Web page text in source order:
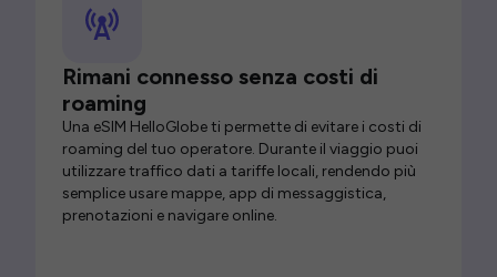
Rimani connesso senza costi di
roaming
Una eSIM HelloGlobe ti permette di evitare i costi di
roaming del tuo operatore. Durante il viaggio puoi
utilizzare traffico dati a tariffe locali, rendendo più
semplice usare mappe, app di messaggistica,
prenotazioni e navigare online.